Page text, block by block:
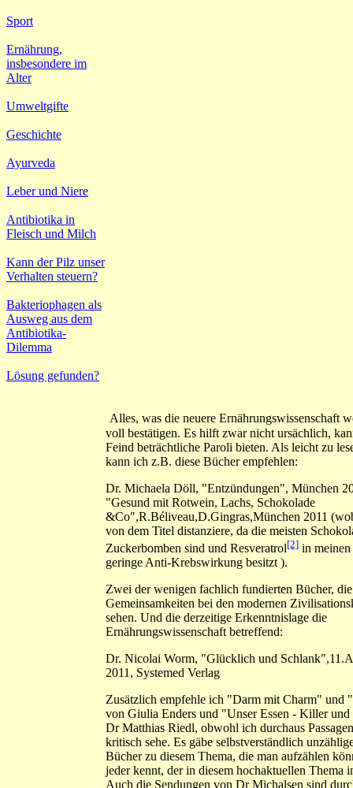
Sport
Ernährung,
insbesondere im
Alter
Umweltgifte
Geschichte
Ayurveda
Leber und Niere
Antibiotika in
Fleisch und Milch
Kann der Pilz unser
Verhalten steuern?
Bakteriophagen als
Ausweg aus dem
Antibiotika-
Dilemma
Lösung gefunden?
Alles, was die neuere Ernährungswissenschaft
voll bestätigen. Es hilft zwar nicht ursächlich,
Feind beträchtliche Paroli bieten. Als leicht zu
kann ich z.B. diese Bücher empfehlen:
Dr. Michaela Döll, "Entzündungen", München
"Gesund mit Rotwein, Lachs, Schokolade
&Co",R.Béliveau,D.Gingras,München 2011
von dem Titel distanziere, da die meisten
Zuckerbomben sind und Resveratrol[2] in
geringe Anti-Krebswirkung besitzt ).
Zwei der wenigen fachlich fundierten Bücher,
Gemeinsamkeiten bei den modernen
sehen. Und die derzeitige Erkenntnislage die
Ernährungswissenschaft betreffend:
Dr. Nicolai Worm, "Glücklich und
2011, Systemed Verlag
Zusätzlich empfehle ich "Darm mit Charm" und
von Giulia Enders und "Unser Essen - Killer
Dr Matthias Riedl, obwohl ich durchaus
kritisch sehe. Es gäbe selbstverständlich
Bücher zu diesem Thema, die man aufzählen
jeder kennt, der in diesem hochaktuellen Thema
Auch die Sendungen von Dr Michalsen sind